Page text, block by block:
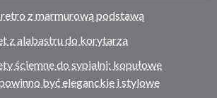
z marmurową podstawą
z alabastru do korytarza
ściemne do sypialni: kopułowe
być eleganckie i stylowe